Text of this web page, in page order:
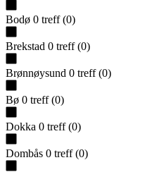
Bodø 0 treff (0)
Brekstad 0 treff (0)
Brønnøysund 0 treff (0)
Bø 0 treff (0)
Dokka 0 treff (0)
Dombås 0 treff (0)